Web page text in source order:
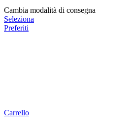
Cambia modalità di consegna
Seleziona
Preferiti
Carrello